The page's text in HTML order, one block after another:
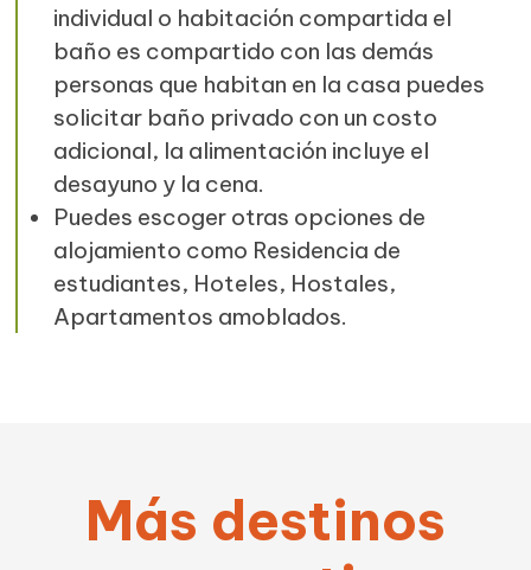
individual o habitación compartida el
baño es compartido con las demás
personas que habitan en la casa puedes
solicitar baño privado con un costo
adicional, la alimentación incluye el
desayuno y la cena.
Puedes escoger otras opciones de
alojamiento como Residencia de
estudiantes, Hoteles, Hostales,
Apartamentos amoblados.
Más destinos